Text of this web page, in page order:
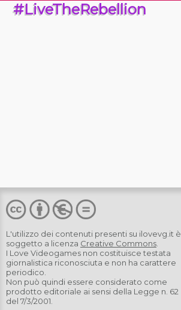
#LiveTheRebellion
L'utilizzo dei contenuti presenti su ilovevg.it è
soggetto a licenza Creative Commons.
I Love Videogames non costituisce testata
giornalistica riconosciuta e non ha carattere
periodico.
Non può quindi essere considerato come
prodotto editoriale ai sensi della Legge n. 62
del 7/3/2001.